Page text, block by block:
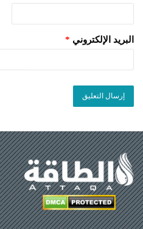
البريد الإلكتروني *